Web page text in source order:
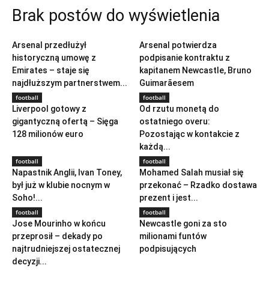
Brak postów do wyświetlenia
Arsenal przedłużył
historyczną umowę z
Emirates – staje się
najdłuższym partnerstwem...
Arsenal potwierdza
podpisanie kontraktu z
kapitanem Newcastle, Bruno
Guimarãesem
football
Liverpool gotowy z
gigantyczną ofertą – Sięga
128 milionów euro
football
Od rzutu monetą do
ostatniego overu:
Pozostając w kontakcie z
każdą...
football
Napastnik Anglii, Ivan Toney,
był już w klubie nocnym w
Soho!...
football
Mohamed Salah musiał się
przekonać – Rzadko dostawa
prezent i jest...
football
Jose Mourinho w końcu
przeprosił – dekady po
najtrudniejszej ostatecznej
decyzji...
football
Newcastle goni za sto
milionami funtów
podpisujących